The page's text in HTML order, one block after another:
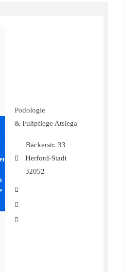
Podologie
& Fußpflege Atslega
Bäckerstr. 33
Herford-Stadt
32052